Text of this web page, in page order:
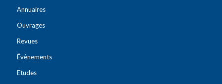
Annuaires
Ouvrages
Revues
Évènements
Etudes